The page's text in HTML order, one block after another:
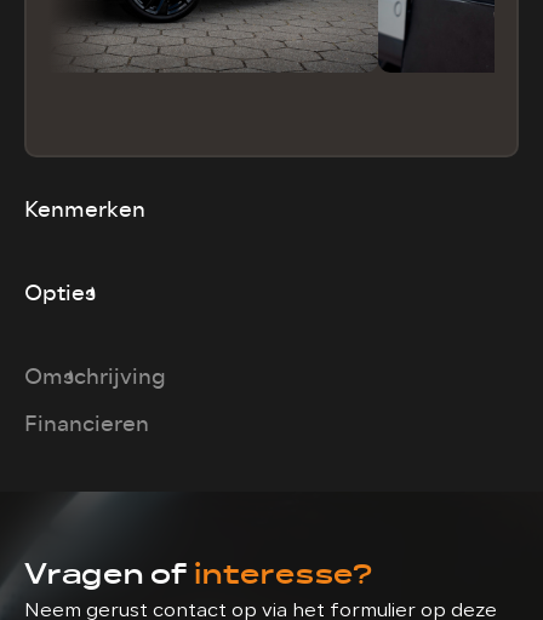
Kenmerken
Opties
Omschrijving
Financieren
Vragen of interesse?
Neem gerust contact op via het formulier op deze